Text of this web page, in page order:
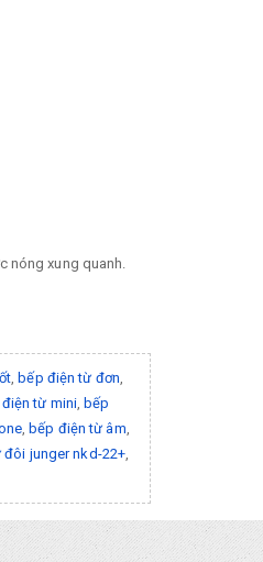
nóng xung quanh.
,bếp điện từ đơn
từ mini ,bếp
,bếp điện từ âm
junger nkd-22+